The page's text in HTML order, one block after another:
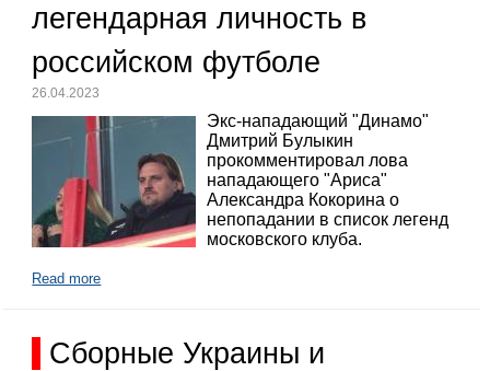
легендарная личность в
российском футболе
26.04.2023
Экс-нападающий "Динамо"
Дмитрий Булыкин
прокомментировал лова
нападающего "Ариса"
Александра Кокорина о
непопадании в список легенд
московского клуба.
Read more
Сборные Украины и